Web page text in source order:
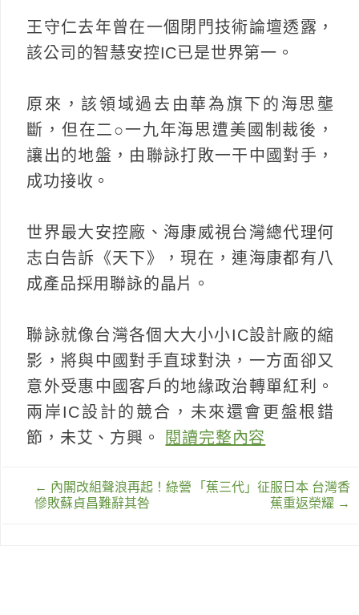
王守仁去年曾在一個閉門技術論壇透露，
該公司的智慧安控IC已是世界第一。
原來，該領域過去由華為旗下的海思壟
斷，但在二○一九年海思遭美國制裁後，
讓出的地盤，由聯詠打敗一干中國對手，
成功接收。
世界最大安控廠、海康威視台灣總代理何
志白告訴《天下》，現在，連海康都有八
成產品採用聯詠的晶片。
聯詠就像台灣各個大大小小IC設計廠的縮
影，將與中國對手直球對決，一方面卻又
意外受惠中國客戶的地緣政治轉單紅利。
兩岸IC設計的競合，未來還會更盤根錯
節，未艾、方興。
閱讀完整內容
文
章
← 內閣改組聲浪再起！綠營
慘敗蘇貞昌難辭其咎
「蕉三代」征服日本 台灣香
蕉重返榮耀 →